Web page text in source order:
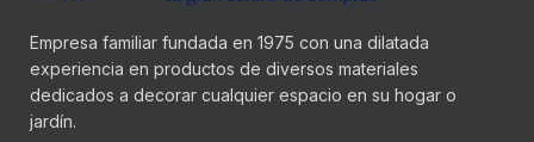
Empresa familiar fundada en 1975 con una dilatada
experiencia en productos de diversos materiales
dedicados a decorar cualquier espacio en su hogar o
jardín.